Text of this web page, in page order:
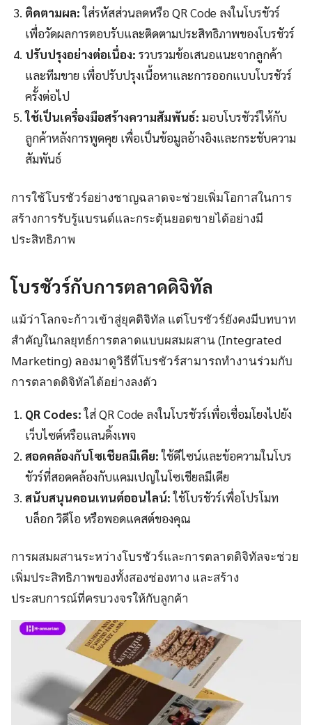
ติดตามผล:ใส่รหัสส่วนลดหรือ QR Code ลงในโบรชัวร์
เพื่อวัดผลการตอบรับและติดตามประสิทธิภาพของโบรชัวร์
ปรับปรุงอย่างต่อเนื่อง: รวบรวมข้อเสนอแนะจากลูกค้า
และทีมขาย เพื่อปรับปรุงเนื้อหาและการออกแบบโบรชัวร์
ครั้งต่อไป
ใช้เป็นเครื่องมือสร้างความสัมพันธ์: มอบโบรชัวร์ให้กับ
ลูกค้าหลังการพูดคุย เพื่อเป็นข้อมูลอ้างอิงและกระชับความ
สัมพันธ์
การใช้โบรชัวร์อย่างชาญฉลาดจะช่วยเพิ่มโอกาสในการ
สร้างการรับรู้แบรนด์และกระตุ้นยอดขายได้อย่างมี
ประสิทธิภาพ
โบรชัวร์กับการตลาดดิจิทัล
แม้ว่าโลกจะก้าวเข้าสู่ยุคดิจิทัล แต่โบรชัวร์ยังคงมีบทบาท
สำคัญในกลยุทธ์การตลาดแบบผสมผสาน (Integrated
Marketing) ลองมาดูวิธีที่โบรชัวร์สามารถทำงานร่วมกับ
การตลาดดิจิทัลได้อย่างลงตัว
QR Codes:ใส่ QR Code ลงในโบรชัวร์เพื่อเชื่อมโยงไปยัง
เว็บไซต์หรือแลนดิ้งเพจ
สอดคล้องกับโซเชียลมีเดีย:ใช้ดีไซน์และข้อความในโบร
ชัวร์ที่สอดคล้องกับแคมเปญในโซเชียลมีเดีย
สนับสนุนคอนเทนต์ออนไลน์:ใช้โบรชัวร์เพื่อโปรโมท
บล็อก วิดีโอ หรือพอดแคสต์ของคุณ
การผสมผสานระหว่างโบรชัวร์และการตลาดดิจิทัลจะช่วย
เพิ่มประสิทธิภาพของทั้งสองช่องทาง และสร้าง
ประสบการณ์ที่ครบวงจรให้กับลูกค้า